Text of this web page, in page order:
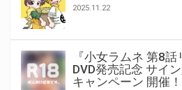
2025.11.22
『小女ラムネ 第8話
DVD発売記念 サイ
キャンペーン 開催！